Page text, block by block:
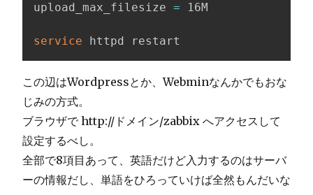
upload_max_filesize = 16M
service httpd restart
この辺はWordpressとか、Webminなんかでもおな
じみの方式。
ブラウザで http://ドメイン/zabbix へアクセスして
設定するべし。
全部で8項目あって、英語だけど入力するのはサーバ
ーの情報だし、単語をひろっていけば全然もんだいな